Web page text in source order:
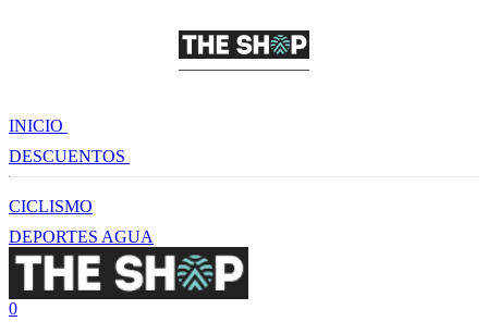
INICIO
DESCUENTOS
CICLISMO
DEPORTES AGUA
0